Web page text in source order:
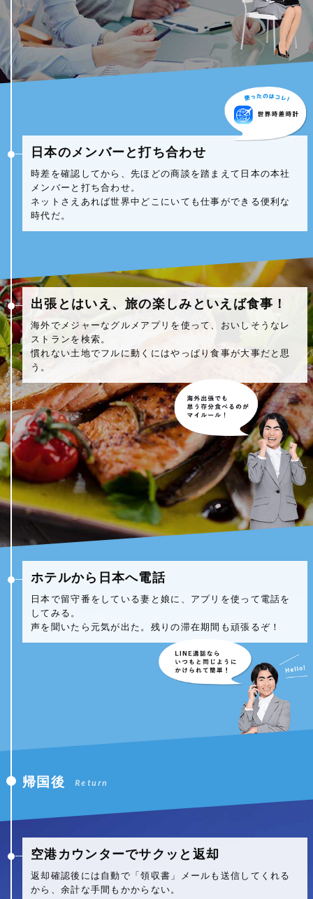
日本のメンバーと打ち合わせ
時差を確認してから、先ほどの商談を踏まえて日本の本社
メンバーと打ち合わせ。
ネットさえあれば世界中どこにいても仕事ができる便利な
時代だ。
出張とはいえ、旅の楽しみといえば食事！
海外でメジャーなグルメアプリを使って、おいしそうなレ
ストランを検索。
慣れない土地でフルに動くにはやっぱり食事が大事だと思
う。
ホテルから日本へ電話
日本で留守番をしている妻と娘に、アプリを使って電話を
してみる。
声を聞いたら元気が出た。残りの滞在期間も頑張るぞ！
帰国後 Return
空港カウンターでサクッと返却
返却確認後には自動で「領収書」メールも送信してくれる
から、余計な手間もかからない。